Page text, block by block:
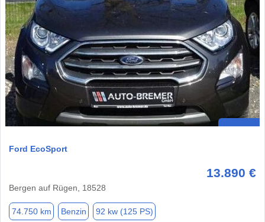
Ford EcoSport
13.890 €
Bergen auf Rügen, 18528
74.750 km Benzin 92 kw (125 PS)